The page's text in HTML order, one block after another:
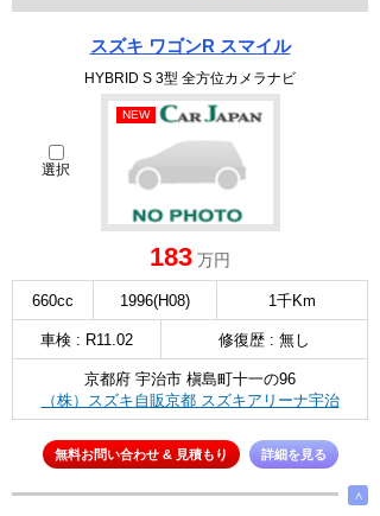
スズキ ワゴンR スマイル
HYBRID S 3型 全方位カメラナビ
選択
NEW
183 万円
660cc 1996(H08) 1千Km
車検 : R11.02 修復歴 : 無し
京都府 宇治市 槇島町十一の96
（株）スズキ自販京都 スズキアリーナ宇治
無料お問い合わせ & 見積もり 詳細を見る
∧